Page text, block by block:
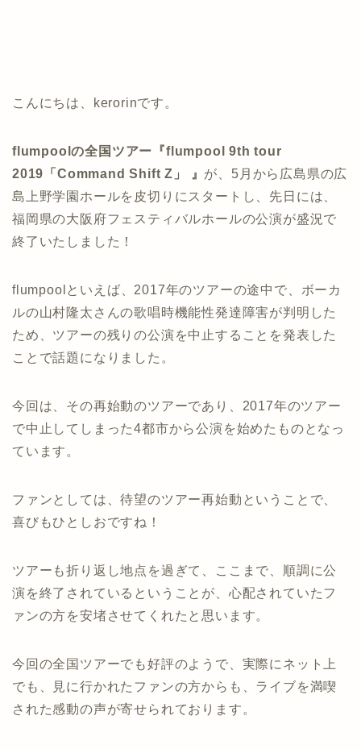
こんにちは、kerorinです。
flumpoolの全国ツアー『flumpool 9th tour
2019「Command Shift Z」 』 が、5月から広島県の広
島上野学園ホールを皮切りにスタートし、先日には、
福岡県の大阪府フェスティバルホールの公演が盛況で
終了いたしました！
flumpoolといえば、2017年のツアーの途中で、ボーカ
ルの山村隆太さんの歌唱時機能性発達障害が判明した
ため、ツアーの残りの公演を中止することを発表した
ことで話題になりました。
今回は、その再始動のツアーであり、2017年のツアー
で中止してしまった4都市から公演を始めたものとなっ
ています。
ファンとしては、待望のツアー再始動ということで、
喜びもひとしおですね！
ツアーも折り返し地点を過ぎて、ここまで、順調に公
演を終了されているということが、心配されていたフ
ァンの方を安堵させてくれたと思います。
今回の全国ツアーでも好評のようで、実際にネット上
でも、見に行かれたファンの方からも、ライブを満喫
された感動の声が寄せられております。